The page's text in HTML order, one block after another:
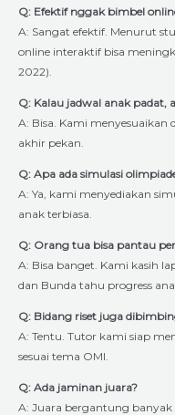
Q: Efektif nggak bimbel
A: Sangat efektif. Menurut
online interaktif bisa
2022).
Q: Kalau jadwal anak padat,
A: Bisa. Kami menyesuaikan
akhir pekan.
Q: Apa ada simulasi
A: Ya, kami menyediakan
anak terbiasa.
Q: Orang tua bisa pantau
A: Bisa banget. Kami kasih
dan Bunda tahu progress
Q: Bidang riset juga
A: Tentu. Tutor kami siap
sesuai tema OMI.
Q: Ada jaminan juara?
A: Juara bergantung